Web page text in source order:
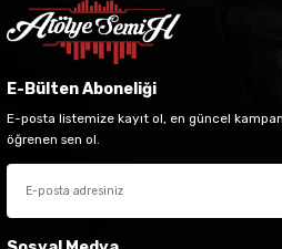
E-Bülten Aboneliği
E-posta listemize kayıt ol, en güncel
öğrenen sen ol.